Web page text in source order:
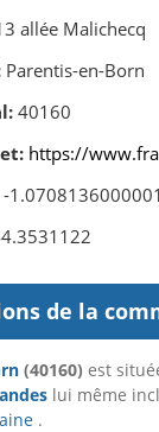
allée Malichecq
Parentis-en-Born
40160
https://
-1.0708136000001
de la
(40160) est
lui même
.